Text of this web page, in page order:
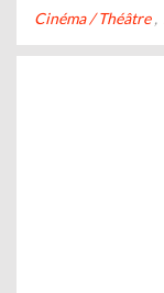
Cinéma / Théâtre